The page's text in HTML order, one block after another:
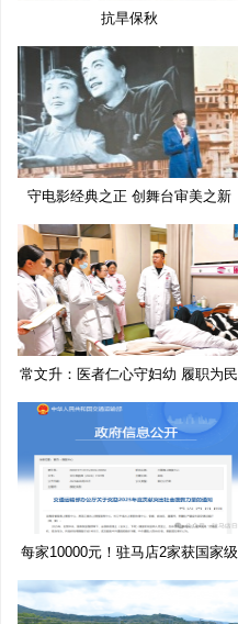
抗旱保秋
守电影经典之正 创舞台审美之新
常文升：医者仁心守妇幼 履职为民
每家10000元！驻马店2家获国家级
奖